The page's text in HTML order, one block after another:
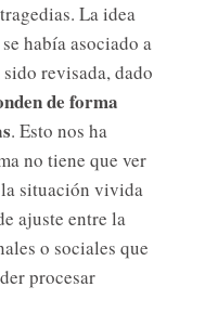
La idea
había asociado a
revisada, dado
de forma
. Esto nos ha
no tiene que ver
situación vivida
ajuste entre la
o sociales que
procesar